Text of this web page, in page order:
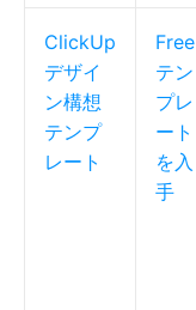
ClickUp
デザイ
ン構想
テンプ
レート
Free
テン
プレ
ート
を入
手